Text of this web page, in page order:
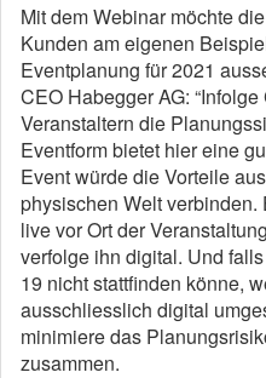
Mit dem Webinar möchte
Kunden am eigenen
Eventplanung für 2021
CEO Habegger AG:
Veranstaltern die
Eventform bietet hier eine
Event würde die Vorteile
physischen Welt
live vor Ort der
verfolge ihn digital. Und
19 nicht stattfinden könne,
ausschliesslich digital
minimiere das
zusammen.